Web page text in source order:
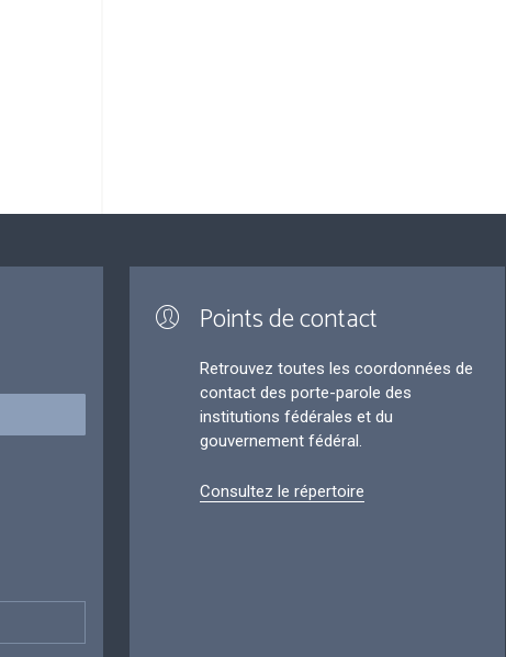
Points de contact
Retrouvez toutes les coordonnées de
contact des porte-parole des
institutions fédérales et du
gouvernement fédéral.
Consultez le répertoire